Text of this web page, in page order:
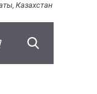
Казахстан